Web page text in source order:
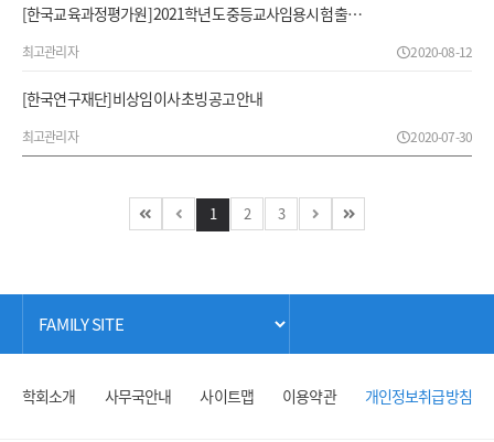
[한국교육과정평가원] 2021학년도 중등교사임용시험 출…
최고관리자 2020-08-12
[한국연구재단] 비상임이사 초빙 공고 안내
최고관리자 2020-07-30
1 2 3
학회소개 사무국안내 사이트맵 이용약관 개인정보취급방침